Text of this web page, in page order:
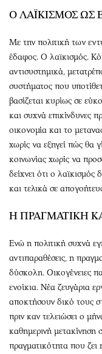
Ο ΛΑΪΚΙΣΜΟΣ
Με την πολιτική των
έδαφος. Ο λαϊκισμός.
αντισυστημικά,
συστήματος που
βασίζεται κυρίως σε
και συχνά επικίνδυνες
οικονομία και το
χωρίς να εξηγεί πώς θα
κοινωνίας χωρίς να
δείχνει ότι ο
και τελικά σε
Η ΠΡΑΓΜΑΤΙΚΗ
Ενώ η πολιτική συχνά
αντιπαραθέσεις, η
δύσκολη. Οικογένειες
ενοίκια. Νέα ζευγάρια
αποκτήσουν δικό τους
πριν καν τελειώσει ο
καθημερινή μετακίνηση
πραγματικότητα που